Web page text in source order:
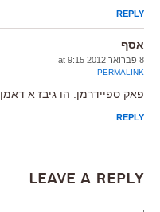
REPLY
אסף
8 פברואר 2012 at 9:15
PERMALINK
פאק ספיידרמן. הו גיבז א דאמן.
REPLY
Leave a Reply